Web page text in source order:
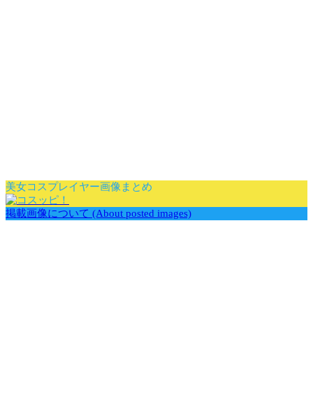
美女コスプレイヤー画像まとめ
掲載画像について (About posted images)